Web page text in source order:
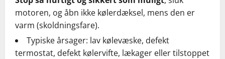
motoren, og åbn ikke kølerdæksel, mens den er
varm (skoldningsfare).
Typiske årsager: lav kølevæske, defekt
termostat, defekt kølervifte, lækager eller tilstoppet